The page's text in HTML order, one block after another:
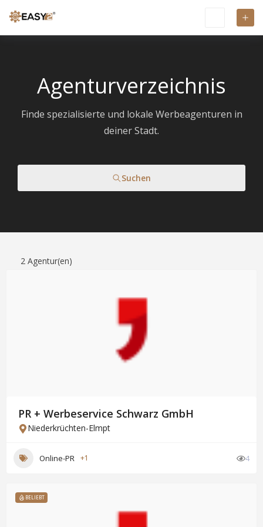
Agenturverzeichnis
Finde spezialisierte und lokale Werbeagenturen in
deiner Stadt.
Suchen
2 Agentur(en)
PR + Werbeservice Schwarz GmbH
Niederkrüchten-Elmpt
Online-PR +1 4
BELIEBT